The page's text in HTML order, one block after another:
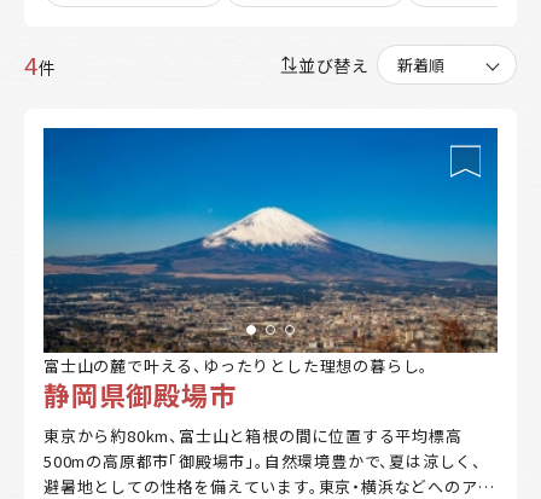
4件 並び替え
富士山の麓で叶える、ゆったりとした理想の暮らし。
静岡県御殿場市
東京から約80km、富士山と箱根の間に位置する平均標高
500mの高原都市「御殿場市」。自然環境豊かで、夏は涼しく、
避暑地としての性格を備えています。東京・横浜などへのアク